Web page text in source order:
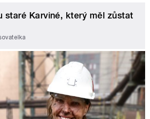
staré Karviné, který měl zůstat